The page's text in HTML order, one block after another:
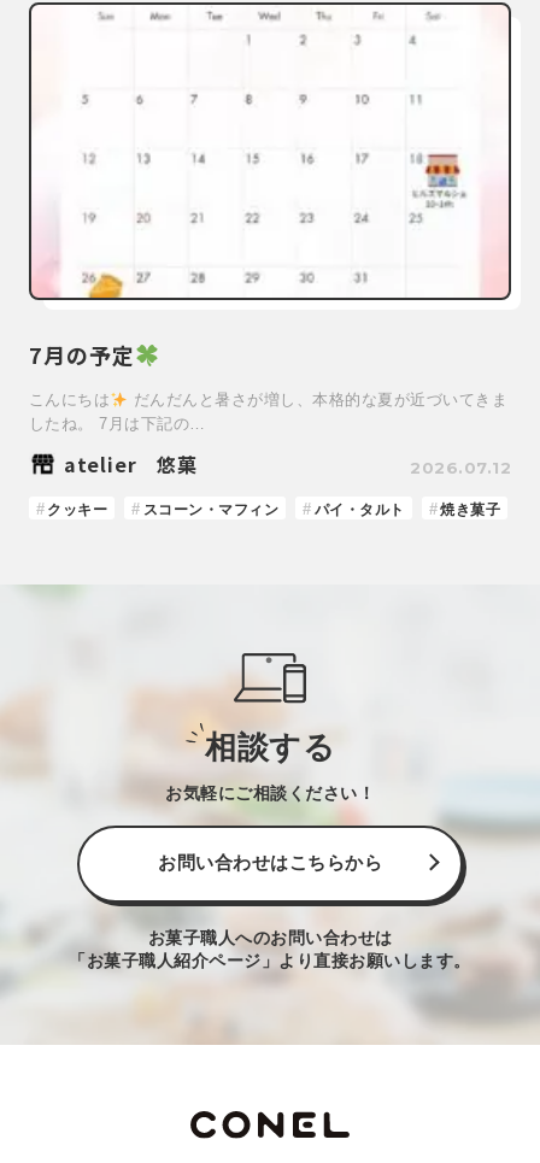
7月の予定
こんにちは
だんだんと暑さが増し、本格的な夏が近づいてきま
したね。 7月は下記の…
atelier 悠菓 2026.07.12
クッキー スコーン・マフィン パイ・タルト 焼き菓子
相談する
お気軽にご相談ください！
お問い合わせはこちらから
お菓子職人へのお問い合わせは
「お菓子職人紹介ページ」より直接お願いします。